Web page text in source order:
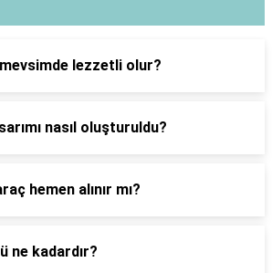
lezzetli olur?
nasıl oluşturuldu?
hemen alınır mı?
ne kadardır?